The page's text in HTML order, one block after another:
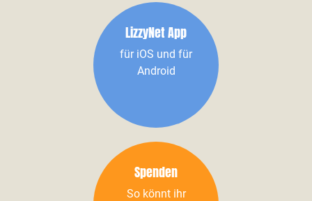
LizzyNet App
für iOS und für
Android
Spenden
So könnt ihr